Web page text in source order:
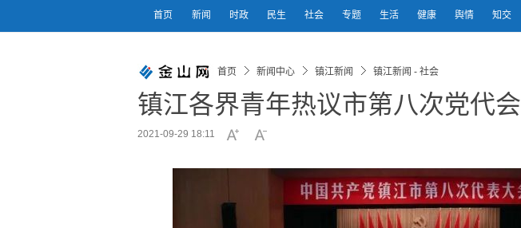
首页 新闻 时政 民生 社会 专题 生活 健康 舆情 知交
首页 新闻中心 镇江新闻 镇江新闻 - 社会
镇江各界青年热议市第八次党代会
2021-09-29 18:11